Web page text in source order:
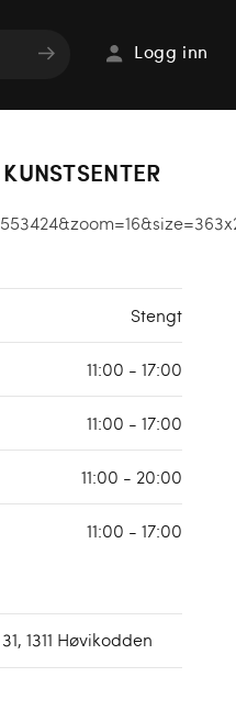
Logg inn
Stengt
11:00 - 17:00
11:00 - 17:00
11:00 - 20:00
11:00 - 17:00
1311 Høvikodden